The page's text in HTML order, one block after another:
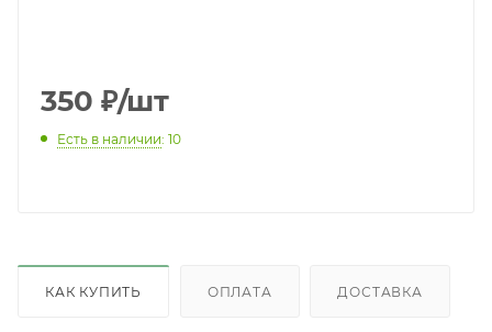
350 ₽/шт
Есть в наличии: 10
КАК КУПИТЬ ОПЛАТА ДОСТАВКА